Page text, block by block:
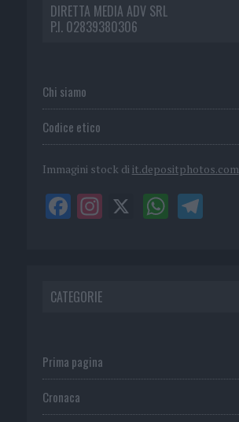
DIRETTA MEDIA ADV SRL
P.I. 02839380306
Chi siamo
Codice etico
Immagini stock di it.depositphotos.com
CATEGORIE
Prima pagina
Cronaca